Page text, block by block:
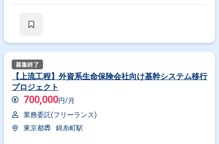
【上流工程】外資系生命保険会社向け基幹システム移行
プロジェクト
700,000円/月
業務委託(フリーランス)
東京都
錦糸町駅